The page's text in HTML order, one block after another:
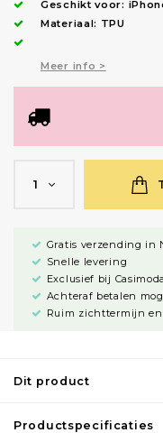
Geschikt voor:
Materiaal: TPU
Meer info >
1
Gratis verzending in
Snelle levering
Exclusief bij
Achteraf betalen
Ruim zichttermijn
Dit product
Productspecificaties